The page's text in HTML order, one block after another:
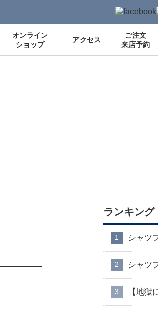
オンライン
ショップ
アクセス
ご注文
来店予約
ランキング
シャツフ
シャツフェア
【地獄に落ち